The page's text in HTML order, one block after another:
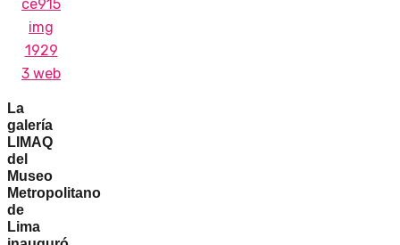
La
galería
LIMAQ
del
Museo
Metropolitano
de
Lima